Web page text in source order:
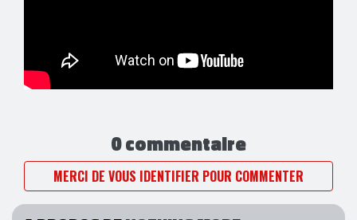
0 commentaire
MERCI DE VOUS IDENTIFIER POUR COMMENTER